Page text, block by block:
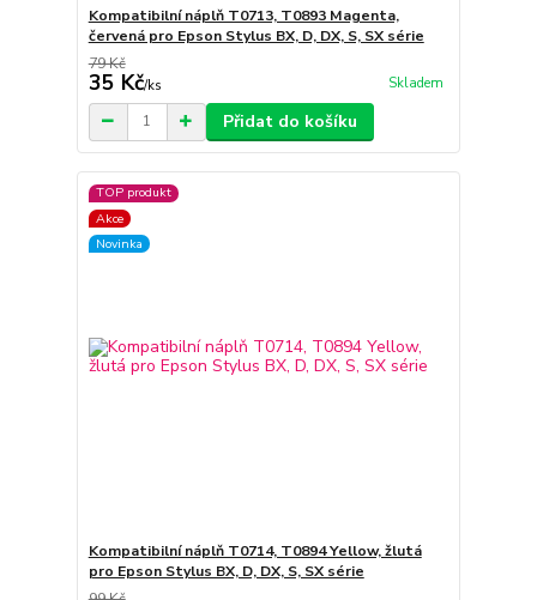
Kompatibilní náplň T0713, T0893 Magenta,
červená pro Epson Stylus BX, D, DX, S, SX série
79 Kč
35 Kč/ks Skladem
Přidat do košíku
TOP produkt
Akce
Novinka
Kompatibilní náplň T0714, T0894 Yellow, žlutá
pro Epson Stylus BX, D, DX, S, SX série